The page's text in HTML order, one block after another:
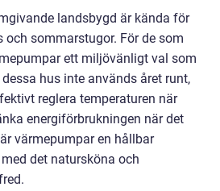
landsbygd är kända för
sommarstugor. För de som
ett miljövänligt val som
hus inte används året runt,
reglera temperaturen när
energiförbrukningen när det
värmepumpar en hållbar
det natursköna och